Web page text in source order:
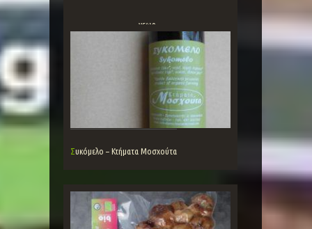
γεωρ...
Συκόμελο – Κτήματα Μοσχούτα